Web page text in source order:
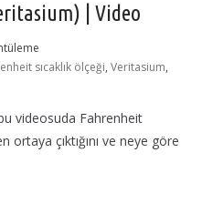
| Video
sıcaklık ölçeği, Veritasium,
videosuda Fahrenheit
ortaya çıktığını ve neye göre